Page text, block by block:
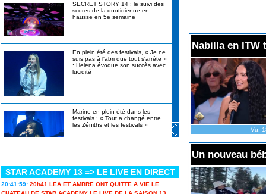
SECRET STORY 14 : le suivi des
scores de la quotidienne en
hausse en 5e semaine
En plein été des festivals, « Je ne
suis pas à l'abri que tout s'arrête »
: Helena évoque son succès avec
lucidité
Marine en plein été dans les
festivals : « Tout a changé entre
les Zéniths et les festivals »
Canicule, alcool interdit, stylos
bannis : les révélations de
Christophe Beaugrand sur Secret
Story 14 en itw
STAR ACADEMY 13 => LE LIVE EN DIRECT
20:41:59: 20h41 LEA ET AMBRE ONT QUITTE A VIE LE
Nabilla en ITW
Vu:
Un nouveau